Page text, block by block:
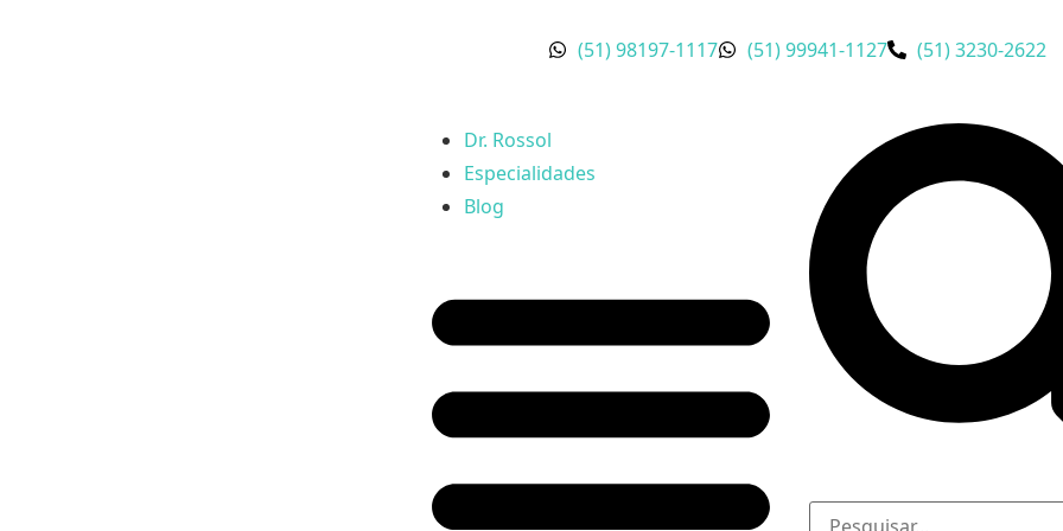
(51) 98197-1117 (51) 99941-1127 (51) 3230-2622
Dr. Rossol
Especialidades
Blog